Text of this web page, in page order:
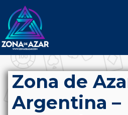
Zona de
Argentina –